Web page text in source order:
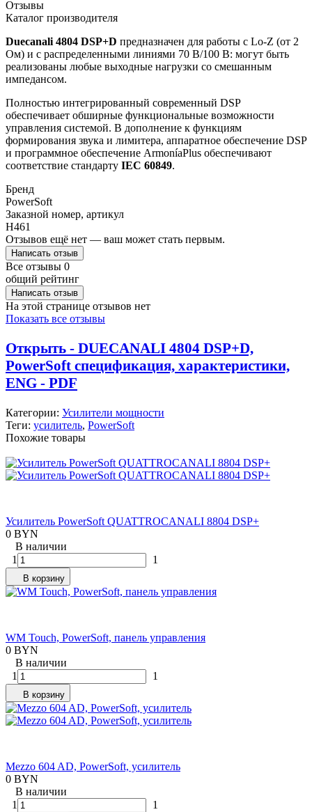
Отзывы
Каталог производителя
Duecanali 4804 DSP+D предназначен для работы с Lo-Z (от 2
Ом) и с распределенными линиями 70 В/100 В: могут быть
реализованы любые выходные нагрузки со смешанным
импедансом.
Полностью интегрированный современный DSP
обеспечивает обширные функциональные возможности
управления системой. В дополнение к функциям
формирования звука и лимитера, аппаратное обеспечение DSP
и программное обеспечение ArmoníaPlus обеспечивают
соответствие стандарту IEC 60849.
Бренд
PowerSoft
Заказной номер, артикул
H461
Отзывов ещё нет — ваш может стать первым.
Написать отзыв
Все отзывы 0
общий рейтинг
Написать отзыв
На этой странице отзывов нет
Показать все отзывы
Открыть - DUECANALI 4804 DSP+D,
PowerSoft спецификация, характеристики,
ENG - PDF
Категории: Усилители мощности
Теги: усилитель, PowerSoft
Похожие товары
Усилитель PowerSoft QUATTROCANALI 8804 DSP+
0 BYN
В наличии
1
1
В корзину
WM Touch, PowerSoft, панель управления
0 BYN
В наличии
1
1
В корзину
Mezzo 604 AD, PowerSoft, усилитель
0 BYN
В наличии
1
1